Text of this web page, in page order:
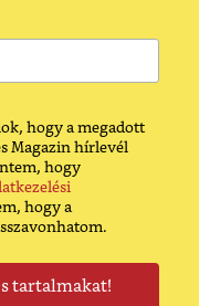
hogy a megadott
Magazin hírlevél
hogy
hogy a